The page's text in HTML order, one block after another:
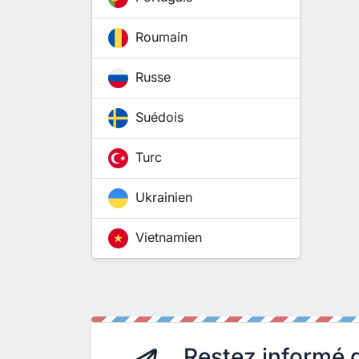
Roumain
Russe
Suédois
Turc
Ukrainien
Vietnamien